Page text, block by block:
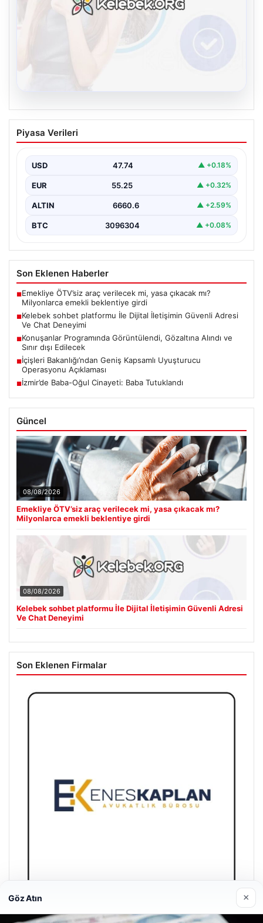
Kelebek sohbet platformu İle Dijital
İletişimin Güvenli Adresi Ve Chat
Dijital ortamında bireylerin seviyeli bir biçimde irtibat
Piyasa Verileri
USD 47.74 ▲ +0.18%
EUR 55.25 ▲ +0.32%
ALTIN 6660.6 ▲ +2.59%
BTC 3096304 ▲ +0.08%
Son Eklenen Haberler
■Emekliye ÖTV’siz araç verilecek mi, yasa çıkacak mı?
Milyonlarca emekli beklentiye girdi
■Kelebek sohbet platformu İle Dijital İletişimin Güvenli Adresi
Ve Chat Deneyimi
■Konuşanlar Programında Görüntülendi, Gözaltına Alındı ve
Sınır dışı Edilecek
■İçişleri Bakanlığı’ndan Geniş Kapsamlı Uyuşturucu
Operasyonu Açıklaması
■İzmir’de Baba-Oğul Cinayeti: Baba Tutuklandı
Güncel
08/08/2026
Emekliye ÖTV’siz araç verilecek mi, yasa çıkacak mı?
Milyonlarca emekli beklentiye girdi
08/08/2026
Kelebek sohbet platformu İle Dijital İletişimin Güvenli Adresi
Ve Chat Deneyimi
Son Eklenen Firmalar
Göz Atın ×